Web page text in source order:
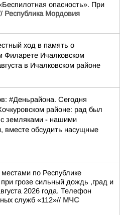
опасность». При
Республика Мордовия
ход в память о
Филарете Ичалковском
в Ичалковском районе
#Деньрайона. Сегодня
районе: рад был
с земляками - нашими
вместе обсудить насущные
по Республике
грозе сильный дождь ,град и
2026 года. Телефон
служб «112»// МЧС